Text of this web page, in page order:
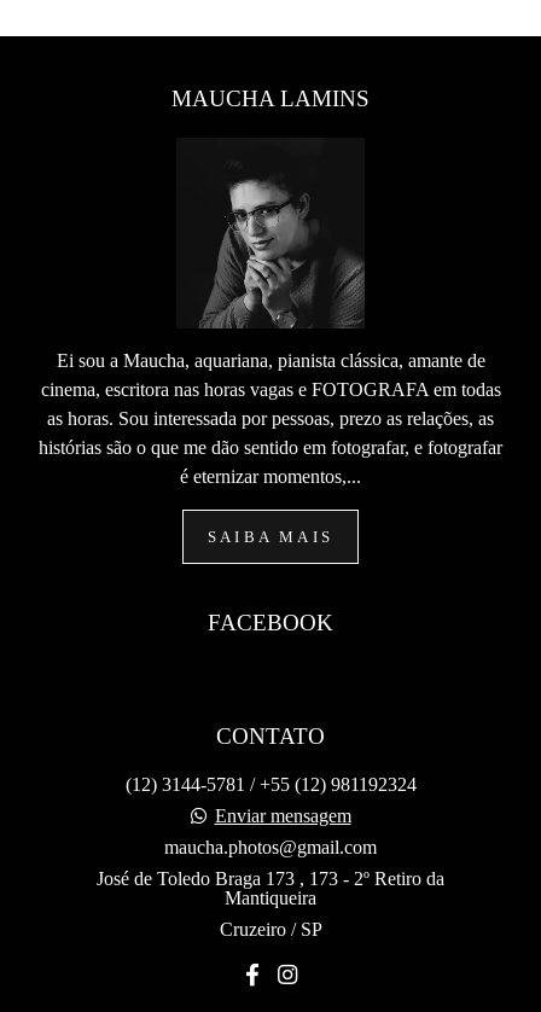
MAUCHA LAMINS
Ei sou a Maucha, aquariana, pianista clássica, amante de
cinema, escritora nas horas vagas e FOTOGRAFA em todas
as horas. Sou interessada por pessoas, prezo as relações, as
histórias são o que me dão sentido em fotografar, e fotografar
é eternizar momentos,...
SAIBA MAIS
FACEBOOK
CONTATO
(12) 3144-5781 / +55 (12) 981192324
Enviar mensagem
maucha.photos@gmail.com
José de Toledo Braga 173 , 173 - 2º Retiro da
Mantiqueira
Cruzeiro / SP